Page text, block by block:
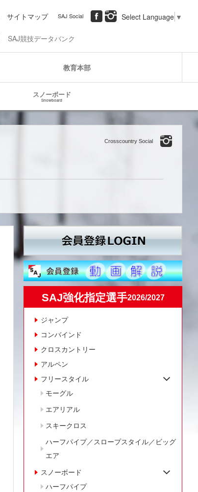
サイトマップ SAJ Social Select Language ▼
SAJ競技データバンク
教育本部
スノーボード
Snowboard
Crosscountry Social
SAJ強化指定選手2026/2027
ジャンプ
コンバインド
クロスカントリー
アルペン
フリースタイル
モーグル
エアリアル
スキークロス
ハーフパイプ／スロープスタイル／ビッグ
エア
スノーボード
ハーフパイプ